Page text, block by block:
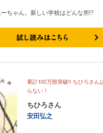
ちゃん。新しい学校はどんな所!?
累計100万部突破!! ちひろさん
らない！
ちひろさん
安田弘之